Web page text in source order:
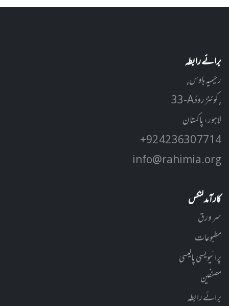
برائے رابطہ
رحیمیہ ہاوس,
33-A کوئنز روڈ ,
لاہور، پاکستان
+92 42 3630 7714
info@rahimia.org
کارآمد لنکس
سر ورق
مطبوعات
پرائیویسی پالیسی
مصنفین
برائے رابطہ